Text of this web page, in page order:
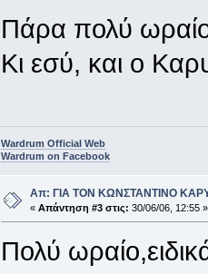
Πάρα πολύ
Κι εσύ, και ο
Wardrum Official Web
Wardrum on Facebook
Απ: ΓΙΑ ΤΟΝ ΚΩΝΣΤΑΝΤΙΝΟ
« Απάντηση #3 στις: 30/06/06, 12:55 »
Πολύ